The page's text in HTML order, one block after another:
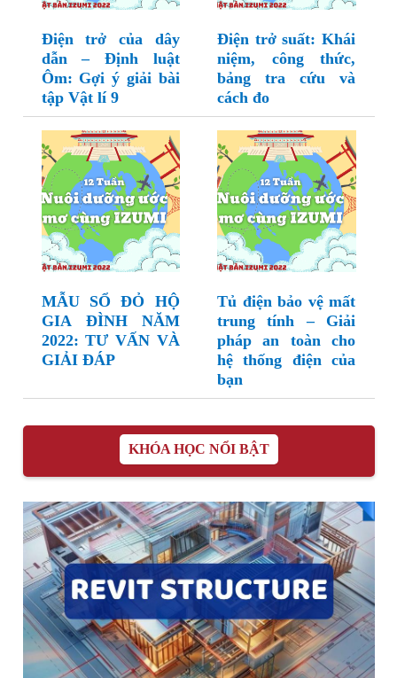
Điện trở của dây
dẫn – Định luật
Ôm: Gợi ý giải bài
tập Vật lí 9
Điện trở suất: Khái
niệm, công thức,
bảng tra cứu và
cách đo
MẪU SỔ ĐỎ HỘ
GIA ĐÌNH NĂM
2022: TƯ VẤN VÀ
GIẢI ĐÁP
Tủ điện bảo vệ mất
trung tính – Giải
pháp an toàn cho
hệ thống điện của
bạn
KHÓA HỌC NỔI BẬT